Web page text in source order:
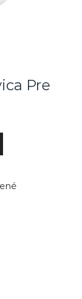
Pre